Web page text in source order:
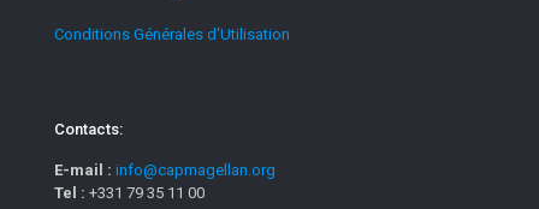
Conditions Générales d'Utilisation
Contacts:
E-mail : info@capmagellan.org
Tel : +331 79 35 11 00